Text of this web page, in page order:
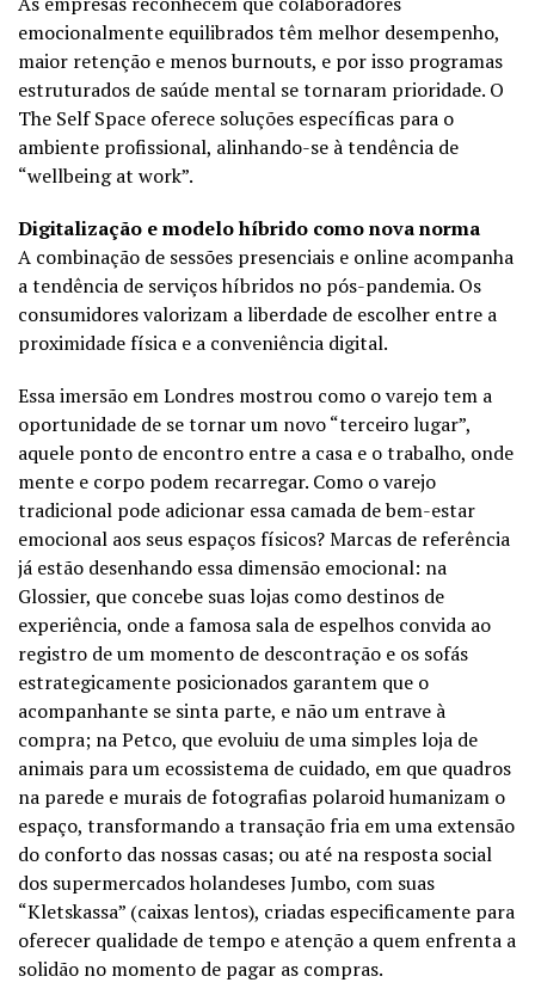
emocionalmente equilibrados têm melhor desempenho,
maior retenção e menos burnouts, e por isso programas
estruturados de saúde mental se tornaram prioridade. O
The Self Space oferece soluções específicas para o
ambiente profissional, alinhando-se à tendência de
“wellbeing at work”.
Digitalização e modelo híbrido como nova norma
A combinação de sessões presenciais e online acompanha
a tendência de serviços híbridos no pós-pandemia. Os
consumidores valorizam a liberdade de escolher entre a
proximidade física e a conveniência digital.
Essa imersão em Londres mostrou como o varejo tem a
oportunidade de se tornar um novo “terceiro lugar”,
aquele ponto de encontro entre a casa e o trabalho, onde
mente e corpo podem recarregar. Como o varejo
tradicional pode adicionar essa camada de bem-estar
emocional aos seus espaços físicos? Marcas de referência
já estão desenhando essa dimensão emocional: na
Glossier, que concebe suas lojas como destinos de
experiência, onde a famosa sala de espelhos convida ao
registro de um momento de descontração e os sofás
estrategicamente posicionados garantem que o
acompanhante se sinta parte, e não um entrave à
compra; na Petco, que evoluiu de uma simples loja de
animais para um ecossistema de cuidado, em que quadros
na parede e murais de fotografias polaroid humanizam o
espaço, transformando a transação fria em uma extensão
do conforto das nossas casas; ou até na resposta social
dos supermercados holandeses Jumbo, com suas
“Kletskassa” (caixas lentos), criadas especificamente para
oferecer qualidade de tempo e atenção a quem enfrenta a
solidão no momento de pagar as compras.